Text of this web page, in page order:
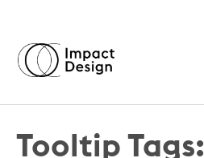
Tooltip Tags: